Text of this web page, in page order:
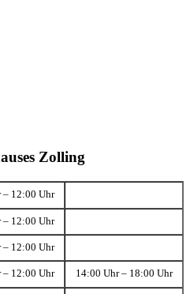
Zolling
– 12:00 Uhr
– 12:00 Uhr
– 12:00 Uhr
– 12:00 Uhr 14:00 Uhr – 18:00 Uhr